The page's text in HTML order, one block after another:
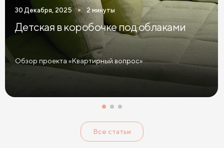
Светлые прикроватные тумбы
Прикроватные тумбы графит
Желтые прикроватные тумбы
Красные прикроватные тумбы
Тумбы Кашемир Тумбы Лофт
30 Декабря, 2025 2 минуты
Детская в коробочке под облаками
Обзор проекта «Квартирный вопрос»
Все статьи